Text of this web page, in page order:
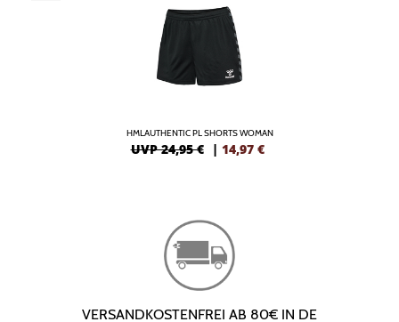
HMLAUTHENTIC PL SHORTS WOMAN
UVP 24,95 € | 14,97 €
VERSANDKOSTENFREI AB 80€ IN DE